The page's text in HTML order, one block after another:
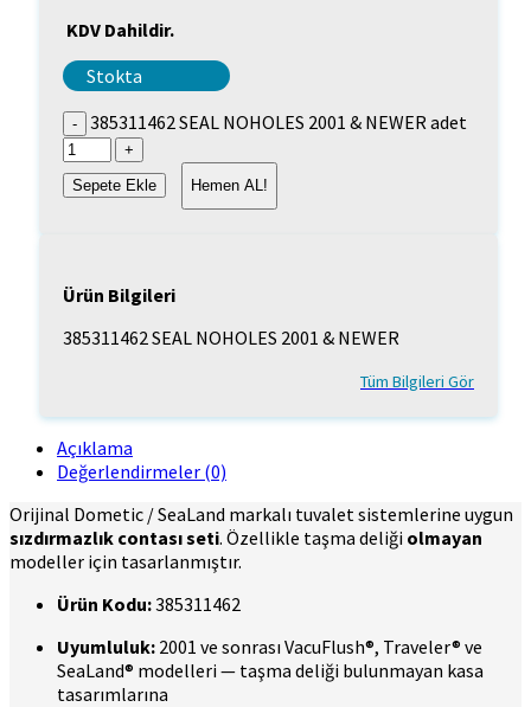
KDV Dahildir.
Stokta
385311462 SEAL NOHOLES 2001 & NEWER adet
Sepete Ekle Hemen AL!
Ürün Bilgileri
385311462 SEAL NOHOLES 2001 & NEWER
Tüm Bilgileri Gör
Açıklama
Değerlendirmeler (0)
Orijinal Dometic / SeaLand markalı tuvalet sistemlerine uygun
sızdırmazlık contası seti. Özellikle taşma deliği olmayan
modeller için tasarlanmıştır.
Ürün Kodu:385311462
Uyumluluk: 2001 ve sonrası VacuFlush®, Traveler® ve
SeaLand® modelleri — taşma deliği bulunmayan kasa
tasarımlarına